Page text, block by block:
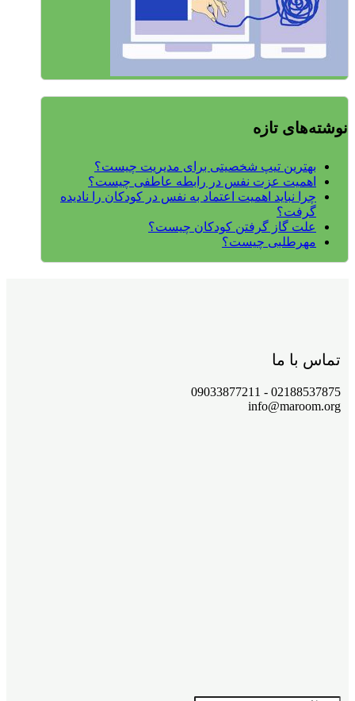
نوشته‌های تازه
بهترین تیپ شخصیتی برای مدیریت چیست؟
اهمیت عزت نفس در رابطه عاطفی چیست؟
چرا نباید اهمیت اعتماد به نفس در کودکان را نادیده
گرفت؟
علت گاز گرفتن کودکان چیست؟
مهرطلبی چیست؟
تماس با ما
02188537875 - 09033877211
info@maroom.org